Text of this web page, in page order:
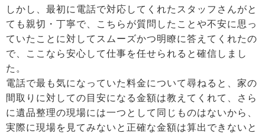
しかし、最初に電話で対応してくれたスタッフさんがと
ても親切・丁寧で、こちらが質問したことや不安に思っ
ていたことに対してスムーズかつ明瞭に答えてくれたの
で、ここなら安心して仕事を任せられると確信しまし
た。
電話で最も気になっていた料金について尋ねると、家の
間取りに対しての目安になる金額は教えてくれて、さら
に遺品整理の現場には一つとして同じものはないから、
実際に現場を見てみないと正確な金額は算出できないと